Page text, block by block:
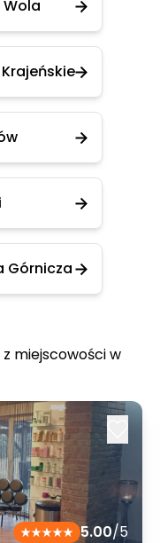
Górnicza
miejscowości w
5.00/5